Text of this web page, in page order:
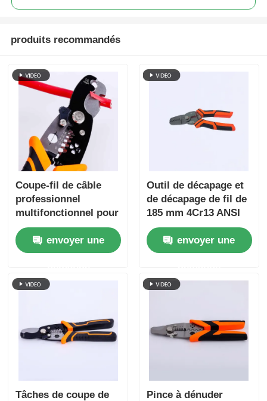
Outils isolés
Rupture Ring Pliers
Des pinces pour les joints de rainures
produits recommandés
Coupe-fil de câble
professionnel
multifonctionnel pour
travaux électriques
envoyer une
Outil de décapage et
de décapage de fil de
185 mm 4Cr13 ANSI
HRC 51-55
envoyer une
Tâches de coupe de
Pince à dénuder